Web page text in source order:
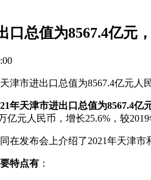
口总值为8567.4亿元
津市进出口总值为8567.4亿元人
年天津市进出口总值为8567.4亿
亿元人民币，增长25.6%，较
在发布会上介绍了2021年天津市
特点有 ：